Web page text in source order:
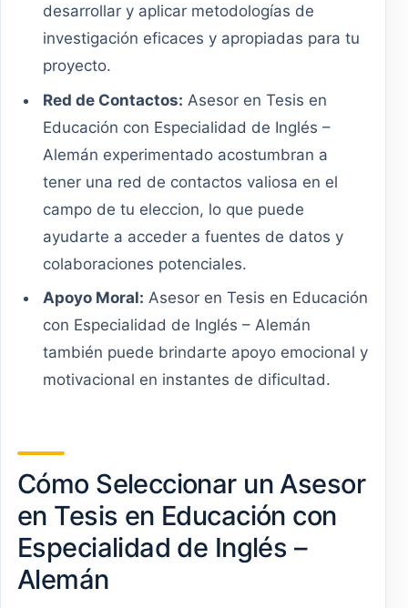
desarrollar y aplicar metodologías de
investigación eficaces y apropiadas para tu
proyecto.
Red de Contactos: Asesor en Tesis en
Educación con Especialidad de Inglés –
Alemán experimentado acostumbran a
tener una red de contactos valiosa en el
campo de tu eleccion, lo que puede
ayudarte a acceder a fuentes de datos y
colaboraciones potenciales.
Apoyo Moral: Asesor en Tesis en Educación
con Especialidad de Inglés – Alemán
también puede brindarte apoyo emocional y
motivacional en instantes de dificultad.
Cómo Seleccionar un Asesor
en Tesis en Educación con
Especialidad de Inglés –
Alemán